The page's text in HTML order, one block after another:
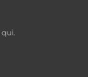
qui.